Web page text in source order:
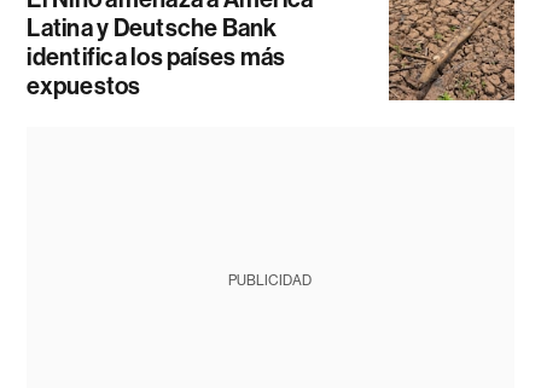
Latina y Deutsche Bank
identifica los países más
expuestos
PUBLICIDAD